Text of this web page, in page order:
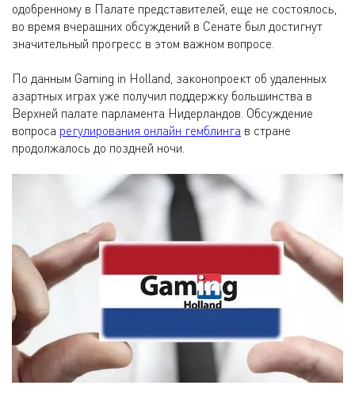
одобренному в Палате представителей, еще не состоялось,
во время вчерашних обсуждений в Сенате был достигнут
значительный прогресс в этом важном вопросе.
По данным Gaming in Holland, законопроект об удаленных
азартных играх уже получил поддержку большинства в
Верхней палате парламента Нидерландов. Обсуждение
вопроса регулирования онлайн гемблинга в стране
продолжалось до поздней ночи.